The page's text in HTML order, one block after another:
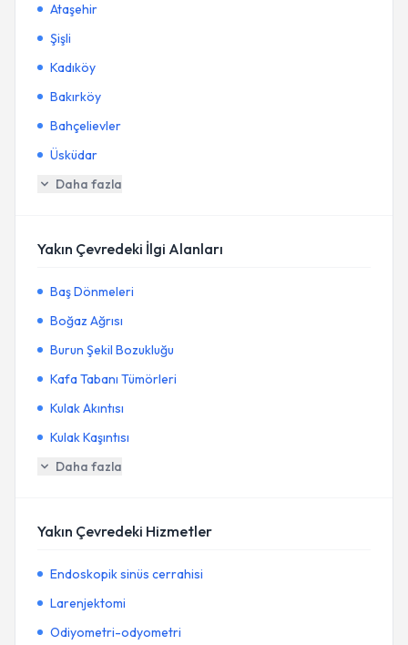
Ataşehir
Şişli
Kadıköy
Bakırköy
Bahçelievler
Üsküdar
Daha fazla
Yakın Çevredeki İlgi Alanları
Baş Dönmeleri
Boğaz Ağrısı
Burun Şekil Bozukluğu
Kafa Tabanı Tümörleri
Kulak Akıntısı
Kulak Kaşıntısı
Daha fazla
Yakın Çevredeki Hizmetler
Endoskopik sinüs cerrahisi
Larenjektomi
Odiyometri-odyometri